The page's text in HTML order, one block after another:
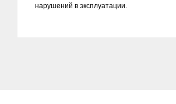
нарушений в эксплуатации.